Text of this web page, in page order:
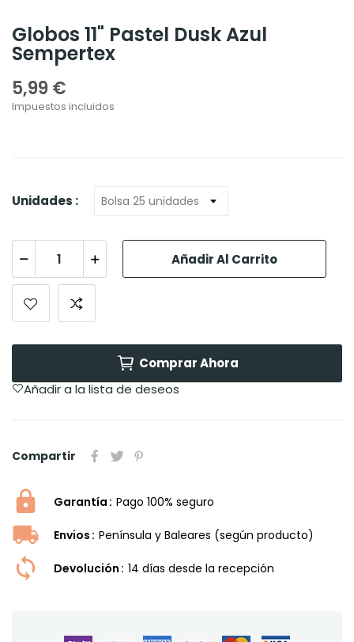
Globos 11" Pastel Dusk Azul
Sempertex
5,99 €
Impuestos incluidos
Unidades :
Añadir Al Carrito
Comprar Ahora
Añadir a la lista de deseos
Compartir
Garantía Pago 100% seguro
Envios Península y Baleares (según producto)
Devolución 14 dí­as desde la recepción